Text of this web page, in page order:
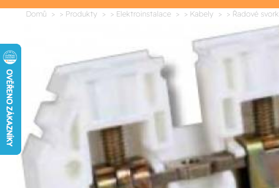
Domů > Produkty > Elektroinstalace > Kabely > Řadové